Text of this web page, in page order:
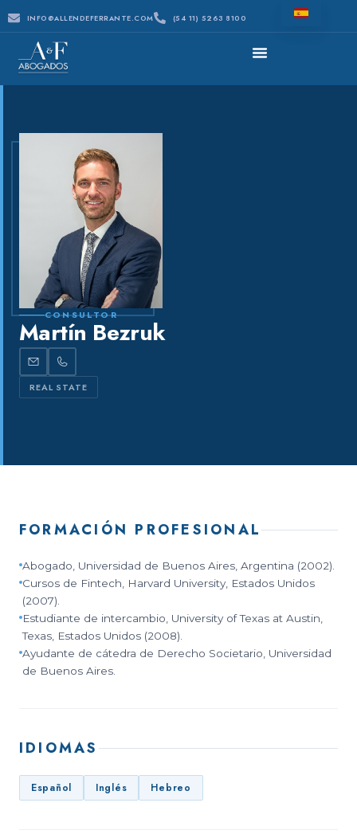
INFO@ALLENDEFERRANTE.COM (54 11) 5263 8100
CONSULTOR
Martín Bezruk
REAL STATE
FORMACIÓN PROFESIONAL
Abogado, Universidad de Buenos Aires, Argentina (2002).
Cursos de Fintech, Harvard University, Estados Unidos
(2007).
Estudiante de intercambio, University of Texas at Austin,
Texas, Estados Unidos (2008).
Ayudante de cátedra de Derecho Societario, Universidad
de Buenos Aires.
IDIOMAS
Español Inglés Hebreo